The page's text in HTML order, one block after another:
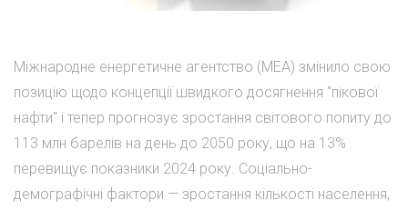
Міжнародне енергетичне агентство (МЕА) змінило свою
позицію щодо концепції швидкого досягнення "пікової
нафти" і тепер прогнозує зростання світового попиту до
113 млн барелів на день до 2050 року, що на 13%
перевищує показники 2024 року. Соціально-
демографічні фактори — зростання кількості населення,